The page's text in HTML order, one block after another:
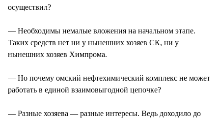
осуществил?
— Необходимы немалые вложения на начальном этапе.
Таких средств нет ни у нынешних хозяев СК, ни у
нынешних хозяев Химпрома.
— Но почему омский нефтехимический комплекс не может
работать в единой взаимовыгодной цепочке?
— Разные хозяева — разные интересы. Ведь доходило до